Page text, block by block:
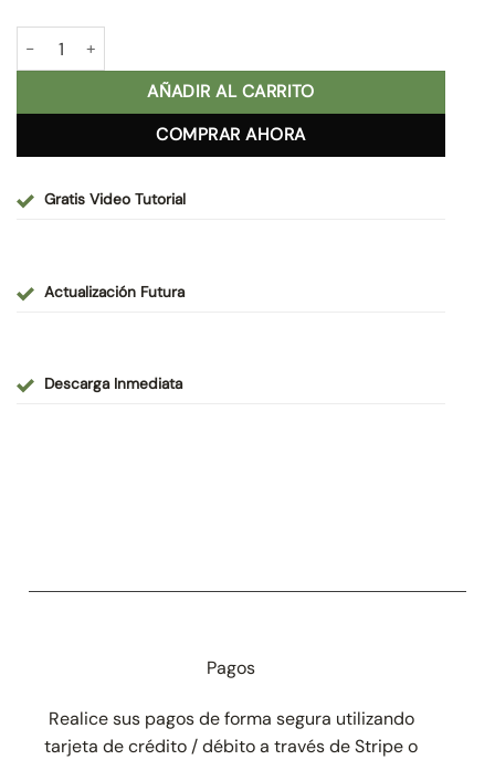
Comunión Mágica 2022 cantidad
AÑADIR AL CARRITO
COMPRAR AHORA
Gratis Video Tutorial
Actualización Futura
Descarga Inmediata
Pagos
Realice sus pagos de forma segura utilizando
tarjeta de crédito / débito a través de Stripe o